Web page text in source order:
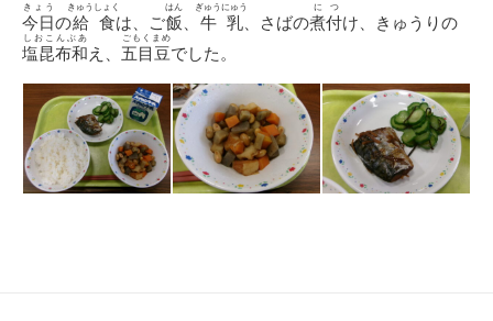
今日
きょう
の給食
きゅうしょく
は、ご飯
はん
牛乳
ぎゅうにゅう
、さばの煮付
につ
け、きゅうりの
塩昆布和
しおこんぶあ
え、 五目豆
ごもくまめ
でした。